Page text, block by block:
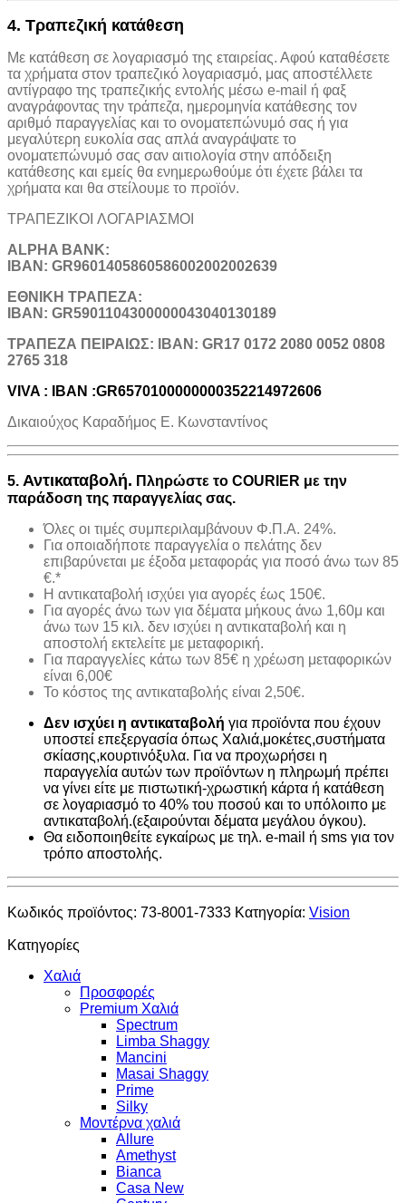
4. Τραπεζική κατάθεση
Με κατάθεση σε λογαριασμό της εταιρείας. Αφού καταθέσετε
τα χρήματα στον τραπεζικό λογαριασμό, μας αποστέλλετε
αντίγραφο της τραπεζικής εντολής μέσω e-mail ή φαξ
αναγράφοντας την τράπεζα, ημερομηνία κατάθεσης τον
αριθμό παραγγελίας και το ονοματεπώνυμό σας ή για
μεγαλύτερη ευκολία σας απλά αναγράψατε το
ονοματεπώνυμό σας σαν αιτιολογία στην απόδειξη
κατάθεσης και εμείς θα ενημερωθούμε ότι έχετε βάλει τα
χρήματα και θα στείλουμε το προϊόν.
ΤΡΑΠΕΖΙΚOI ΛΟΓΑΡΙΑΣΜΟΙ
ALPHA BANK:
IBAN: GR9601405860586002002002639
ΕΘΝΙΚΗ ΤΡΑΠΕΖΑ:
IBAN: GR5901104300000043040130189
TΡΑΠΕΖΑ ΠΕΙΡΑΙΩΣ: IBAN: GR17 0172 2080 0052 0808
2765 318
VIVA : IBAN :GR6570100000000352214972606
Δικαιούχος Καραδήμος Ε. Κωνσταντίνος
5. Αντικαταβολή. Πληρώστε το COURIER με την
παράδοση της παραγγελίας σας.
Όλες οι τιμές συμπεριλαμβάνουν Φ.Π.Α. 24%.
Για οποιαδήποτε παραγγελία ο πελάτης δεν
επιβαρύνεται με έξοδα μεταφοράς για ποσό άνω των 85
€.*
H αντικαταβολή ισχύει για αγορές έως 150€.
Για αγορές άνω των για δέματα μήκους άνω 1,60μ και
άνω των 15 κιλ. δεν ισχύει η αντικαταβολή και η
αποστολή εκτελείτε με μεταφορική.
Για παραγγελίες κάτω των 85€ η χρέωση μεταφορικών
είναι 6,00€
Το κόστος της αντικαταβολής είναι 2,50€.
Δεν ισχύει η αντικαταβολή για προϊόντα που έχουν
υποστεί επεξεργασία όπως Χαλιά,μοκέτες,συστήματα
σκίασης,κουρτινόξυλα. Για να προχωρήσει η
παραγγελία αυτών των προϊόντων η πληρωμή πρέπει
να γίνει είτε με πιστωτική-χρωστική κάρτα ή κατάθεση
σε λογαριασμό το 40% του ποσού και το υπόλοιπο με
αντικαταβολή.(εξαιρούνται δέματα μεγάλου όγκου).
Θα ειδοποιηθείτε εγκαίρως με τηλ. e-mail ή sms για τον
τρόπο αποστολής.
Κωδικός προϊόντος: 73-8001-7333 Κατηγορία: Vision
Κατηγορίες
Χαλιά
Προσφορές
Premium Χαλιά
Spectrum
Limba Shaggy
Mancini
Masai Shaggy
Prime
Silky
Μοντέρνα χαλιά
Allure
Amethyst
Bianca
Casa New